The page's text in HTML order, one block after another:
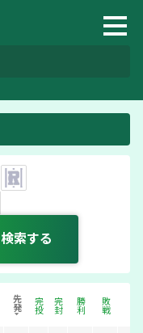
検索する
先発 完投 完封 勝利 敗戦